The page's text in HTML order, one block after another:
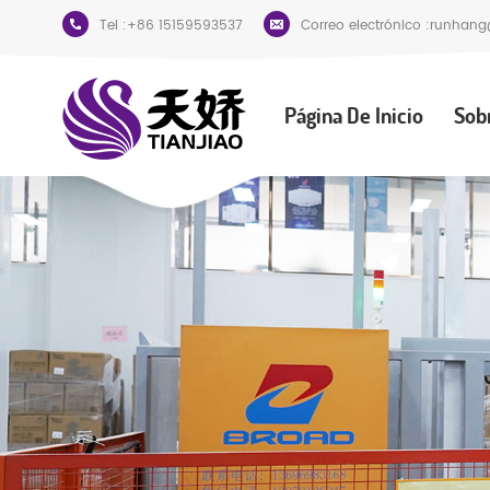
Tel :+86 15159593537 Correo electrónico :
Página De Inicio